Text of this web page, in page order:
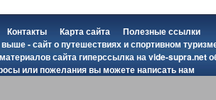
Контакты Карта сайта
Полезные ссылки
- сайт о путешествиях и спортивном
сайта гиперссылка наvide-supra.net
или пожелания вы можетенаписать нам